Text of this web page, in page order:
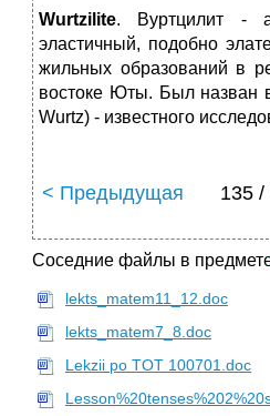
Wurtzilite. Вуртцилит ‑
эластичный, подобно
жильных образований в
востоке Юты. Был назван
Wurtz) - известного
< Предыдущая 135 /
Соседние файлы в
lekts_matem11_12.doc
lekts_matem7_8.doc
Lekzii po TOT 100701.doc